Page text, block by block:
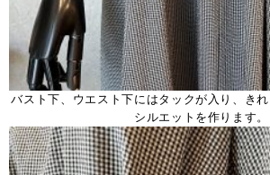
バスト下、ウエスト下にはタックが入り、き
シルエットを作ります。